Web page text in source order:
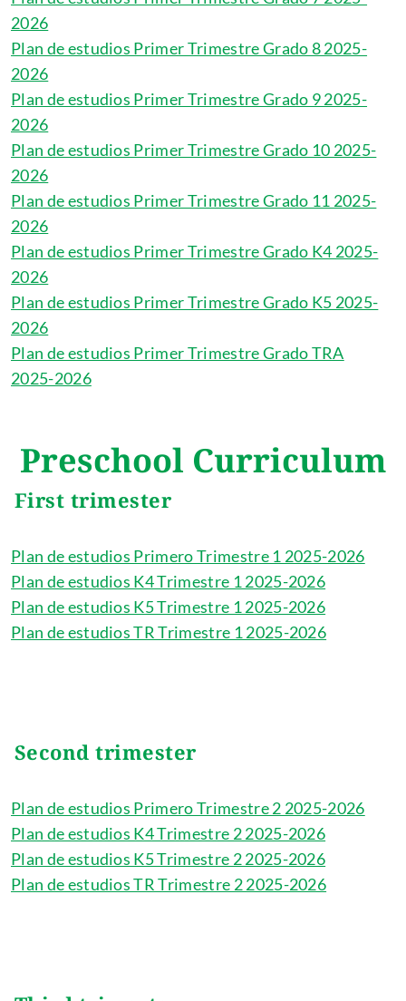
2026
Plan de estudios Primer Trimestre Grado 8 2025-
2026
Plan de estudios Primer Trimestre Grado 9 2025-
2026
Plan de estudios Primer Trimestre Grado 10 2025-
2026
Plan de estudios Primer Trimestre Grado 11 2025-
2026
Plan de estudios Primer Trimestre Grado K4 2025-
2026
Plan de estudios Primer Trimestre Grado K5 2025-
2026
Plan de estudios Primer Trimestre Grado TRA
2025-2026
Preschool Curriculum
First trimester
Plan de estudios Primero Trimestre 1 2025-2026
Plan de estudios K4 Trimestre 1 2025-2026
Plan de estudios K5 Trimestre 1 2025-2026
Plan de estudios TR Trimestre 1 2025-2026
Second trimester
Plan de estudios Primero Trimestre 2 2025-2026
Plan de estudios K4 Trimestre 2 2025-2026
Plan de estudios K5 Trimestre 2 2025-2026
Plan de estudios TR Trimestre 2 2025-2026